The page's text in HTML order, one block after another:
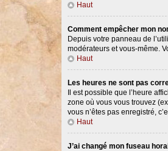
Haut
Comment empêcher mon
Depuis votre panneau de
modérateurs et vous-même.
Haut
Les heures ne sont pas
Il est possible que l’heure
zone où vous vous trouvez
vous n’êtes pas enregistré,
Haut
J’ai changé mon fuseau